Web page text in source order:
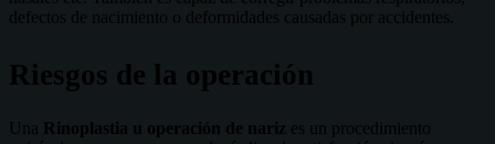
defectos de nacimiento o deformidades causadas por accidentes.
Riesgos de la operación
Una Rinoplastia u operación de nariz es un procedimiento